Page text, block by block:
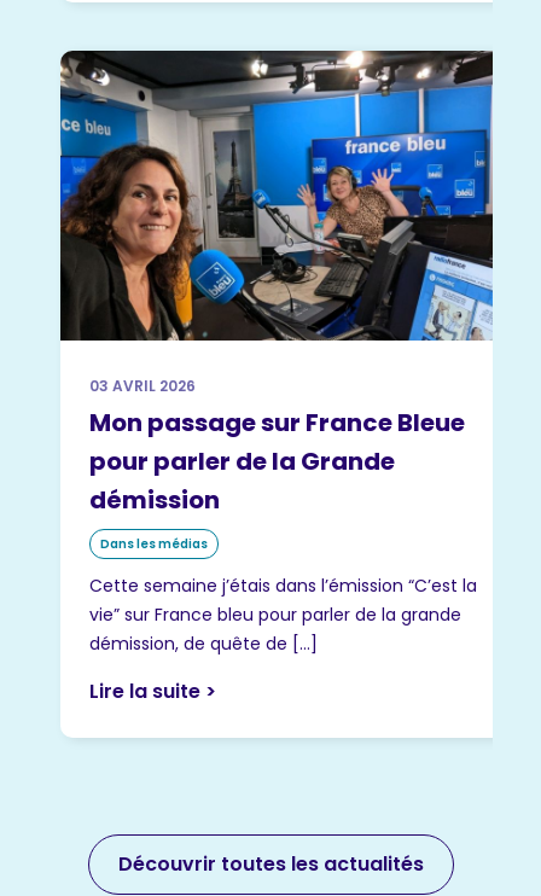
03 AVRIL 2026
Mon passage sur France Bleue
pour parler de la Grande
démission
Dans les médias
Cette semaine j’étais dans l’émission “C’est la
vie” sur France bleu pour parler de la grande
démission, de quête de […]
Lire la suite >
Découvrir toutes les actualités